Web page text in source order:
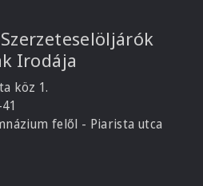
Irodája
köz 1.
felől - Piarista utca